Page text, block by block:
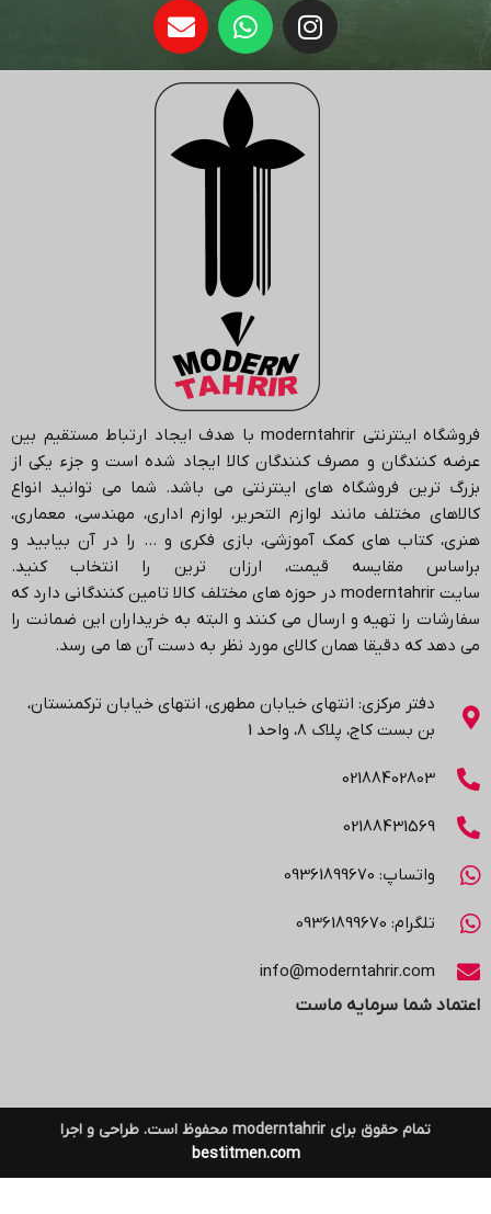
فروشگاه اینترنتی moderntahrir با هدف ایجاد ارتباط مستقیم بین
عرضه کنندگان و مصرف کنندگان کالا ایجاد شده است و جزء یکی از
بزرگ ترین فروشگاه های اینترنتی می باشد. شما می توانید انواع
کالاهای مختلف مانند لوازم التحریر، لوازم اداری، مهندسی، معماری،
هنری، کتاب های کمک آموزشی، بازی فکری و … را در آن بیابید و
براساس مقایسه قیمت، ارزان ترین را انتخاب کنید.
سایتmoderntahrir در حوزه های مختلف کالا تامین کنندگانی دارد که
سفارشات را تهیه و ارسال می کنند و البته به خریداران این ضمانت را
می دهد که دقیقا همان کالای مورد نظر به دست آن ها می رسد.
دفتر مرکزی: انتهاي خیابان مطهری، انتهاي خیابان ترکمنستان،
بن بست کاج، پلاک ۸، واحد 1
02188402803
02188431569
واتساپ: 09361899670
تلگرام: 09361899670
info@moderntahrir.com
اعتماد شما سرمایه ماست
تمام حقوق برای moderntahrir محفوظ است. طراحی و اجرا
bestitmen.com